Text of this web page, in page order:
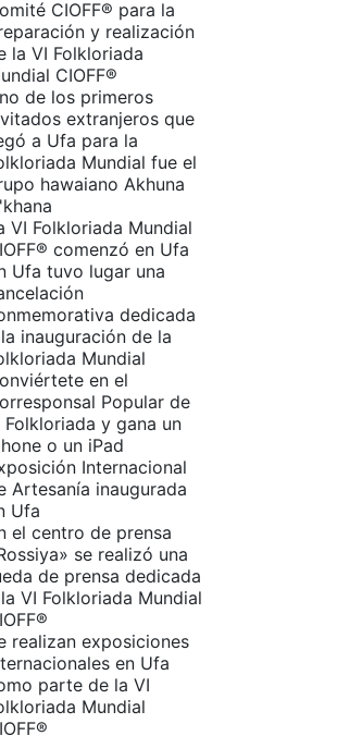
CIOFF® para la
y realización
la VI Folkloriada
CIOFF®
de los primeros
extranjeros que
a Ufa para la
Mundial fue el
hawaiano Akhuna
VI Folkloriada Mundial
comenzó en Ufa
Ufa tuvo lugar una
dedicada
inauguración de la
Mundial
en el
Popular de
Folkloriada y gana un
o un iPad
Internacional
Artesanía inaugurada
Ufa
el centro de prensa
se realizó una
de prensa dedicada
VI Folkloriada Mundial
realizan exposiciones
en Ufa
parte de la VI
Mundial